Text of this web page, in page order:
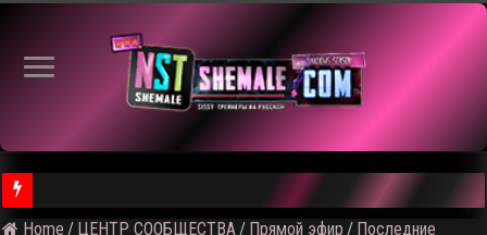
⚠️ Результаты голосования и тема следующего откртытого
Home / ЦЕНТР СООБЩЕСТВА / Прямой эфир / Последние